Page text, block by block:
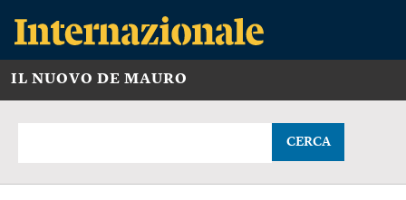
IL NUOVO DE MAURO
CERCA